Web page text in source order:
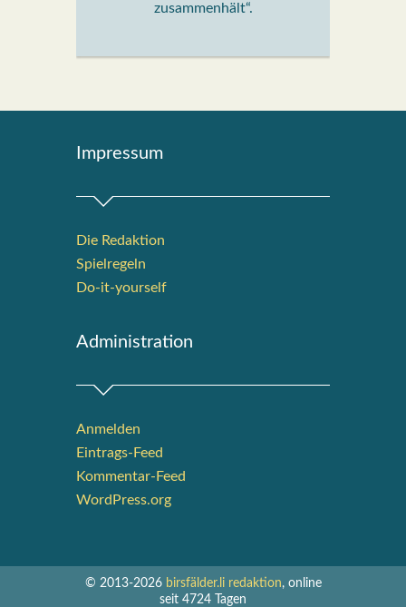
zusammenhält“.
Impres­sum
Die Redak­ti­on
Spiel­re­geln
Do-it-your­s­elf
Admi­nis­tra­ti­on
Anmelden
Eintrags-Feed
Kommentar-Feed
WordPress.org
© 2013-2026 birsfälder.li redaktion, online
seit 4724 Tagen